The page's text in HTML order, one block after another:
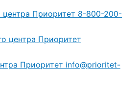
8-800-200-
info@prioritet-